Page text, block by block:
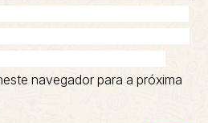
navegador para a próxima